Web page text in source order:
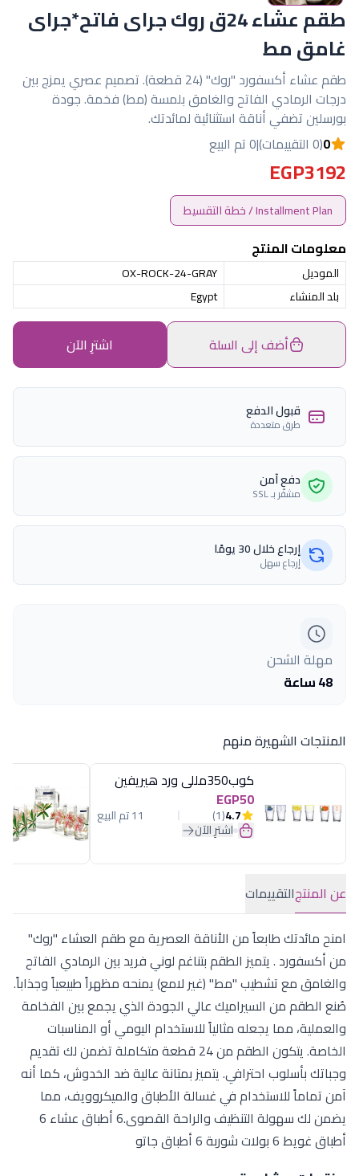
طقم عشاء 24ق روك جراى فاتح*جراى
غامق مط
طقم عشاء أكسفورد "روك" (24 قطعة). تصميم عصري يمزج بين
درجات الرمادي الفاتح والغامق بلمسة (مط) فخمة. جودة
بورسلين تضفي أناقة استثنائية لمائدتك.
0(0 التقييمات) |0 تم البيع
EGP3192
Installment Plan / خطة التقسيط
معلومات المنتج
الموديل
OX-ROCK-24-GRAY
بلد المنشاء
Egypt
أضف إلى السلة اشترِ الآن
قبول الدفع
طرق متعددة
دفع آمن
مشفّر بـ SSL
إرجاع خلال 30 يومًا
إرجاع سهل
مهلة الشحن
48 ساعة
المنتجات الشهيرة منهم
كوب350مللى ورد هيريفين
EGP50
4.7
(1) 11 تم البيع
اشترِ الآن
عن المنتجالتقييمات
امنح مائدتك طابعاً من الأناقة العصرية مع طقم العشاء "روك"
من أكسفورد . يتميز الطقم بتناغم لوني فريد بين الرمادي الفاتح
والغامق مع تشطيب "مط" (غير لامع) يمنحه مظهراً طبيعياً وجذاباً.
صُنع الطقم من السيراميك عالي الجودة الذي يجمع بين الفخامة
والعملية، مما يجعله مثالياً للاستخدام اليومي أو المناسبات
الخاصة. يتكون الطقم من 24 قطعة متكاملة تضمن لك تقديم
وجباتك بأسلوب احترافي. يتميز بمتانة عالية ضد الخدوش، كما أنه
آمن تماماً للاستخدام في غسالة الأطباق والميكروويف، مما
يضمن لك سهولة التنظيف والراحة القصوى.6 أطباق عشاء 6
أطباق غويط 6 بولات شوربة 6 أطباق جاتو